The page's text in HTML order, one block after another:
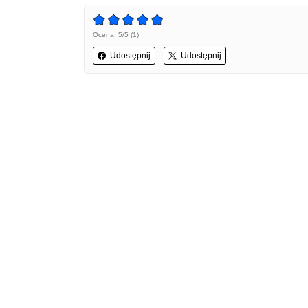
Ocena: 5/5 (1)
Udostępnij Udostępnij